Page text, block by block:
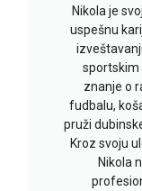
Nikola je
uspešnu
sportskim
znanje o
fudbalu,
pruži
Kroz svoju
Nikola